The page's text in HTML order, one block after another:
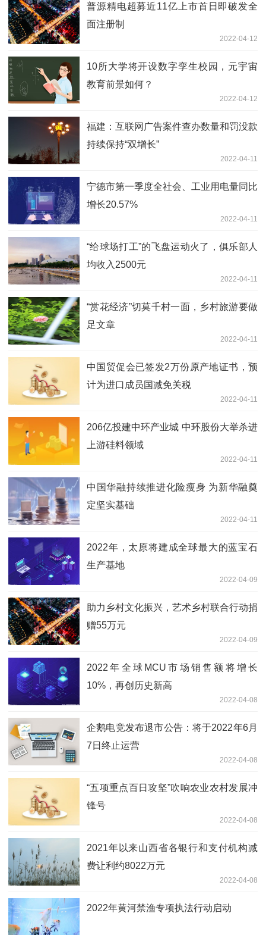
普源精电超募近11亿上市首日即破发全
面注册制
2022-04-12
10所大学将开设数字孪生校园，元宇宙
教育前景如何？
2022-04-12
福建：互联网广告案件查办数量和罚没款
持续保持“双增长”
2022-04-11
宁德市第一季度全社会、工业用电量同比
增长20.57%
2022-04-11
“给球场打工”的飞盘运动火了，俱乐部人
均收入2500元
2022-04-11
“赏花经济”切莫千村一面，乡村旅游要做
足文章
2022-04-11
中国贸促会已签发2万份原产地证书，预
计为进口成员国减免关税
2022-04-11
206亿投建中环产业城 中环股份大举杀进
上游硅料领域
2022-04-11
中国华融持续推进化险瘦身 为新华融奠
定坚实基础
2022-04-11
2022年，太原将建成全球最大的蓝宝石
生产基地
2022-04-09
助力乡村文化振兴，艺术乡村联合行动捐
赠55万元
2022-04-09
2022年全球MCU市场销售额将增长
10%，再创历史新高
2022-04-08
企鹅电竞发布退市公告：将于2022年6月
7日终止运营
2022-04-08
“五项重点百日攻坚”吹响农业农村发展冲
锋号
2022-04-08
2021年以来山西省各银行和支付机构减
费让利约8022万元
2022-04-08
2022年黄河禁渔专项执法行动启动